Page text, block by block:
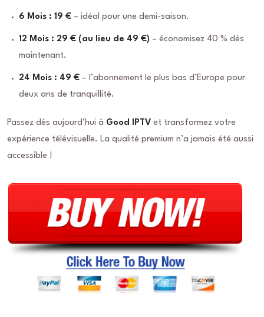
6 Mois : 19 € – idéal pour une demi-saison.
12 Mois : 29 € (au lieu de 49 €) – économisez 40 % dès
maintenant.
24 Mois : 49 € – l’abonnement le plus bas d’Europe pour
deux ans de tranquillité.
Passez dès aujourd’hui à Good IPTV et transformez votre
expérience télévisuelle. La qualité premium n’a jamais été aussi
accessible !